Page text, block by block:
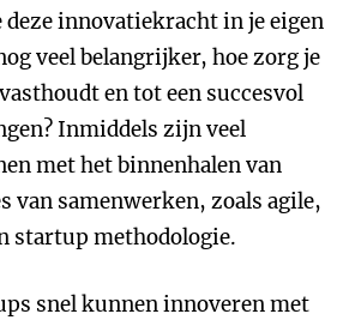
innovatiekracht in je eigen
veel belangrijker, hoe zorg je
en tot een succesvol
Inmiddels zijn veel
met het binnenhalen van
van samenwerken, zoals agile,
startup methodologie.
snel kunnen innoveren met